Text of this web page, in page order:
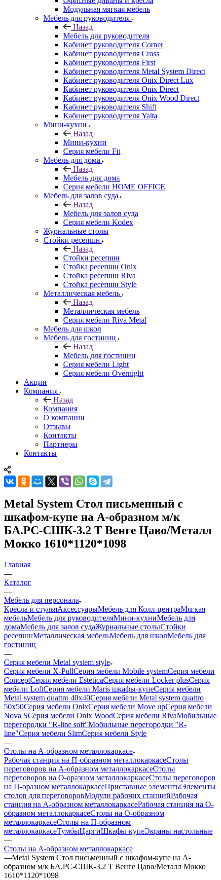
Модульная мягкая мебель
Мебель для руководителя
Назад
Мебель для руководителя
Кабинет руководителя Corner
Кабинет руководителя Cross
Кабинет руководителя First
Кабинет руководителя Metal System Direct
Кабинет руководителя Onix Direct Lux
Кабинет руководителя Onix Direct
Кабинет руководителя Onix Wood Direct
Кабинет руководителя Shift
Кабинет руководителя Yalta
Мини-кухни
Назад
Мини-кухни
Серия мебели Fit
Мебель для дома
Назад
Мебель для дома
Серия мебели HOME OFFICE
Мебель для залов суда
Назад
Мебель для залов суда
Серия мебели Kodex
Журнальные столы
Стойки ресепшн
Назад
Стойки ресепшн
Стойка ресепшн Onix
Стойка ресепшн Riva
Стойка ресепшн Style
Металлическая мебель
Назад
Металлическая мебель
Серия мебели Riva Metal
Мебель для школ
Мебель для гостиниц
Назад
Мебель для гостиниц
Серия мебели Light
Серия мебели Overnight
Акции
Компания
Назад
Компания
О компании
Отзывы
Контакты
Партнеры
Контакты
Metal System Стол письменный с
шкафом-купе на А-образном м/к
БА.РС-СШК-3.2 Т Венге Цаво/Металл
Мокко 1610*1120*1098
Главная
—
Каталог
—
Мебель для персонала
Кресла и стульяАксессуарыМебель для Колл-центраМягкая
мебельМебель для руководителяМини-кухниМебель для
домаМебель для залов судаЖурнальные столыСтойки
ресепшнМеталлическая мебельМебель для школМебель для
гостиниц
—
Серия мебели Metal system style
Серия мебели X-PullСерия мебели Mobile systemСерия мебели
ConceptСерия мебели EsteticaСерия мебели Locker plusСерия
мебели LoftСерия мебели Maris шкафы-купеСерия мебели
Metal system quattro 40x40Серия мебели Metal system quattro
50x50Серия мебели OnixСерия мебели Move upСерия мебели
Nova SСерия мебели Onix WoodСерия мебели RivaМобильные
перегородки "R-line soft"Мобильные перегородки "R-
line"Серия мебели SlimСерия мебели Style
—
Столы на А-образном металлокаркасе
Рабочая станция на П-образном металлокаркасеСтолы
переговоров на А-образном металлокаркасеСтолы
переговоров на О-оразном металлокаркасеСтолы переговоров
на П-оразном металлокаркасеПриставные элементыЭлементы
столов для переговоровМодули рабочих станцийРабочая
станция на А-образном металлокаркасеРабочая станция на О-
образном металлокаркасеСтолы на О-образном
металлокаркасеСтолы на П-образном
металлокаркасеТумбыЦаргиШкафы-купеЭкраны настольные
—
Столы на А-образном металлокаркасе
—Metal System Стол письменный с шкафом-купе на А-
образном м/к БА.РС-СШК-3.2 Т Венге Цаво/Металл Мокко
1610*1120*1098